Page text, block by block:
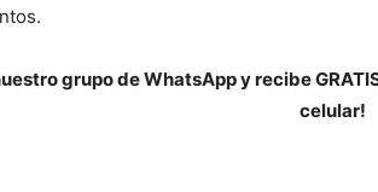
grupo de WhatsApp y recibe
celular!